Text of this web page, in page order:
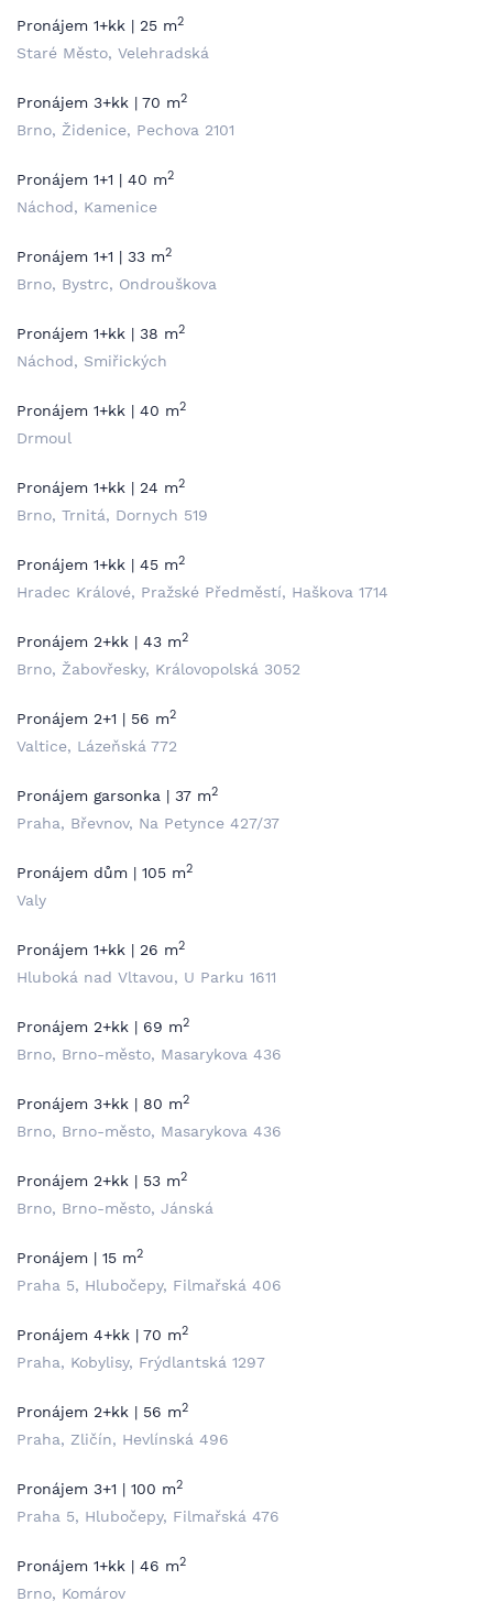
Pronájem 1+kk | 25 m2
Staré Město, Velehradská
Pronájem 3+kk | 70 m2
Brno, Židenice, Pechova 2101
Pronájem 1+1 | 40 m2
Náchod, Kamenice
Pronájem 1+1 | 33 m2
Brno, Bystrc, Ondrouškova
Pronájem 1+kk | 38 m2
Náchod, Smiřických
Pronájem 1+kk | 40 m2
Drmoul
Pronájem 1+kk | 24 m2
Brno, Trnitá, Dornych 519
Pronájem 1+kk | 45 m2
Hradec Králové, Pražské Předměstí, Haškova 1714
Pronájem 2+kk | 43 m2
Brno, Žabovřesky, Královopolská 3052
Pronájem 2+1 | 56 m2
Valtice, Lázeňská 772
Pronájem garsonka | 37 m2
Praha, Břevnov, Na Petynce 427/37
Pronájem dům | 105 m2
Valy
Pronájem 1+kk | 26 m2
Hluboká nad Vltavou, U Parku 1611
Pronájem 2+kk | 69 m2
Brno, Brno-město, Masarykova 436
Pronájem 3+kk | 80 m2
Brno, Brno-město, Masarykova 436
Pronájem 2+kk | 53 m2
Brno, Brno-město, Jánská
Pronájem | 15 m2
Praha 5, Hlubočepy, Filmařská 406
Pronájem 4+kk | 70 m2
Praha, Kobylisy, Frýdlantská 1297
Pronájem 2+kk | 56 m2
Praha, Zličín, Hevlínská 496
Pronájem 3+1 | 100 m2
Praha 5, Hlubočepy, Filmařská 476
Pronájem 1+kk | 46 m2
Brno, Komárov